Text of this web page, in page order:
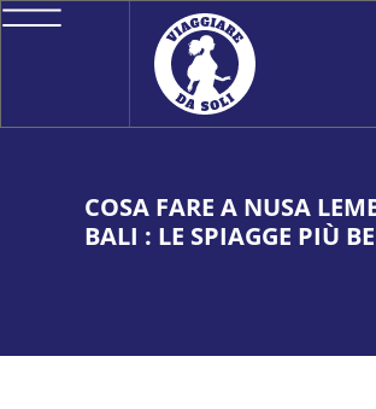
COSA FARE A NUSA
BALI : LE SPIAGGE PIÙ